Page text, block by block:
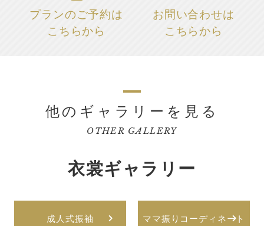
プランのご予約は
こちらから
お問い合わせは
こちらから
他のギャラリーを見る
OTHER GALLERY
衣裳ギャラリー
成人式振袖 ママ振りコーディネート